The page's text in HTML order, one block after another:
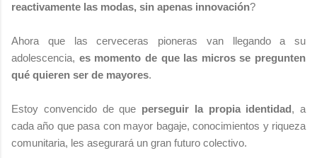
reactivamente las modas, sin apenas innovación?
Ahora que las cerveceras pioneras van llegando a su
adolescencia, es momento de que las micros se pregunten
qué quieren ser de mayores.
Estoy convencido de que perseguir la propia identidad, a
cada año que pasa con mayor bagaje, conocimientos y riqueza
comunitaria, les asegurará un gran futuro colectivo.